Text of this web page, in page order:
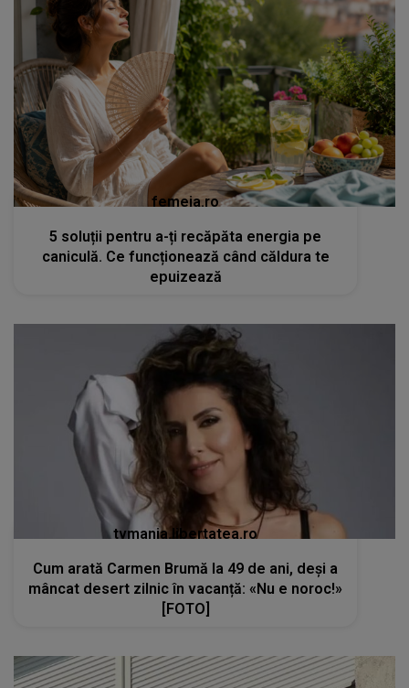
femeia.ro
5 soluții pentru a-ți recăpăta energia pe
caniculă. Ce funcționează când căldura te
epuizează
tvmania.libertatea.ro
Cum arată Carmen Brumă la 49 de ani, deși a
mâncat desert zilnic în vacanță: «Nu e noroc!»
[FOTO]